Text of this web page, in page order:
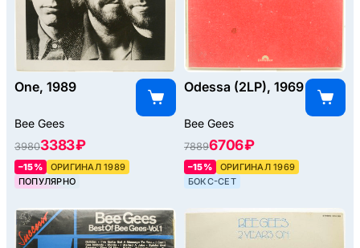
One, 1989
Bee Gees
39803383 ₽
–15%
ОРИГИНАЛ 1989
ПОПУЛЯРНО
Odessa (2LP), 1969
Bee Gees
78896706 ₽
–15%
ОРИГИНАЛ 1969
БОКС-СЕТ